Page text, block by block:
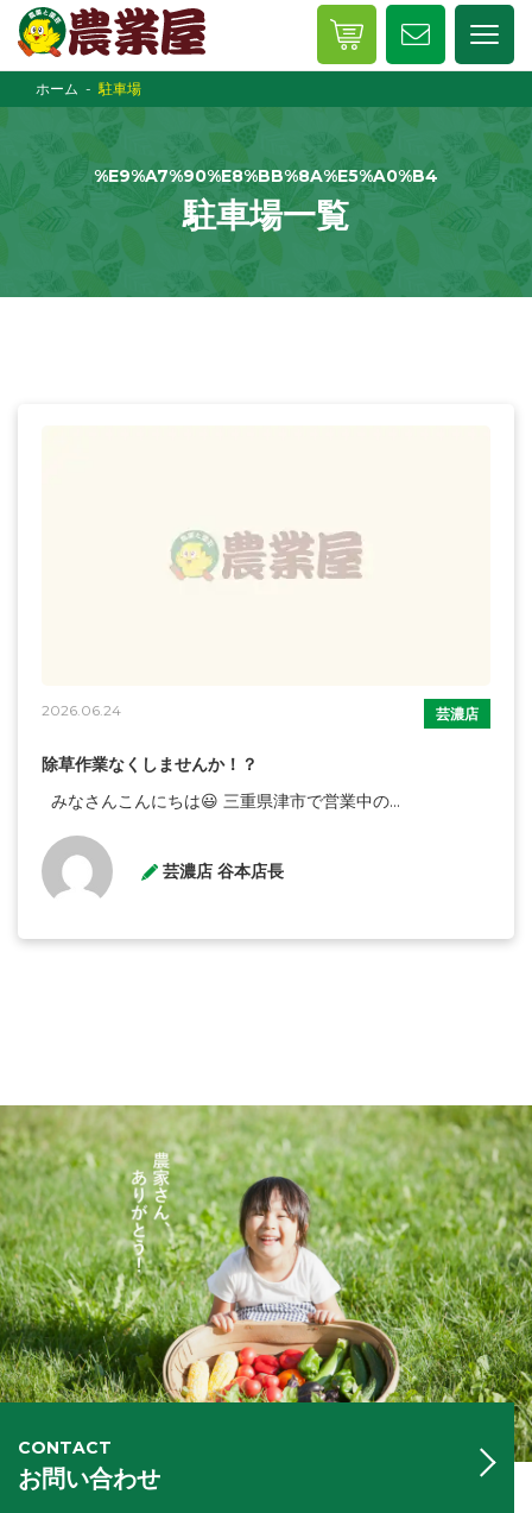
ホーム 駐車場
%E9%A7%90%E8%BB%8A%E5%A0%B4
駐車場一覧
2026.06.24 芸濃店
除草作業なくしませんか！？
みなさんこんにちは😃 三重県津市で営業中の...
芸濃店 谷本店長
CONTACT
お問い合わせ